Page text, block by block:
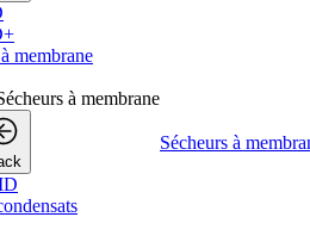
membrane
à membrane
Sécheurs à